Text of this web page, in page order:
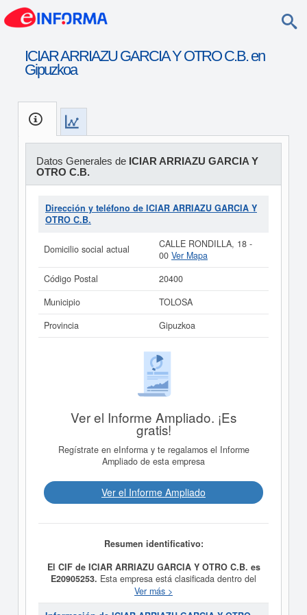
ICIAR ARRIAZU GARCIA Y OTRO C.B. en
Gipuzkoa
Datos Generales de ICIAR ARRIAZU GARCIA Y
OTRO C.B.
Dirección y teléfono de ICIAR ARRIAZU GARCIA Y
OTRO C.B.
Domicilio social actual
CALLE RONDILLA, 18 -
00 Ver Mapa
Código Postal
20400
Municipio
TOLOSA
Provincia
Gipuzkoa
Ver el Informe Ampliado. ¡Es
gratis!
Regístrate en eInforma y te regalamos el Informe
Ampliado de esta empresa
Ver el Informe Ampliado
Resumen identificativo:
El CIF de ICIAR ARRIAZU GARCIA Y OTRO C.B. es
E20905253. Esta empresa está clasificada dentro del
CNAE en la categoría 5630 - Servicios de bebidas.
ICIAR ARRIAZU GARCIA Y OTRO C.B.se encuentra
Ver más >